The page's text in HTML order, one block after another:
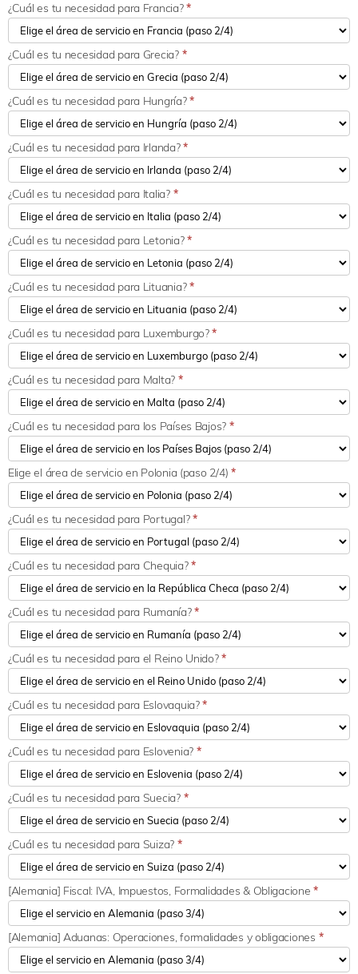
¿Cuál es tu necesidad para Francia?*
¿Cuál es tu necesidad para Grecia? *
¿Cuál es tu necesidad para Hungría?*
¿Cuál es tu necesidad para Irlanda?*
¿Cuál es tu necesidad para Italia? *
¿Cuál es tu necesidad para Letonia?*
¿Cuál es tu necesidad para Lituania?*
¿Cuál es tu necesidad para Luxemburgo?*
¿Cuál es tu necesidad para Malta? *
¿Cuál es tu necesidad para los Países Bajos? *
Elige el área de servicio en Polonia (paso 2/4)*
¿Cuál es tu necesidad para Portugal?*
¿Cuál es tu necesidad para Chequia?*
¿Cuál es tu necesidad para Rumanía?*
¿Cuál es tu necesidad para el Reino Unido?*
¿Cuál es tu necesidad para Eslovaquia?*
¿Cuál es tu necesidad para Eslovenia? *
¿Cuál es tu necesidad para Suecia? *
¿Cuál es tu necesidad para Suiza? *
[Alemania] Fiscal: IVA, Impuestos, Formalidades & Obligacione*
[Alemania] Aduanas: Operaciones, formalidades y obligaciones *